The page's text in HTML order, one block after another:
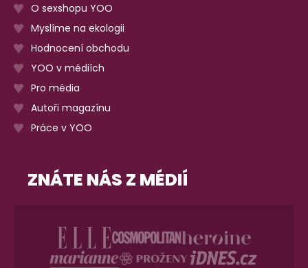
O sexshopu YOO
Myslíme na ekologii
Hodnocení obchodu
YOO v médiích
Pro média
Autoři magazínu
Práce v YOO
ZNÁTE NÁS Z MÉDIÍ